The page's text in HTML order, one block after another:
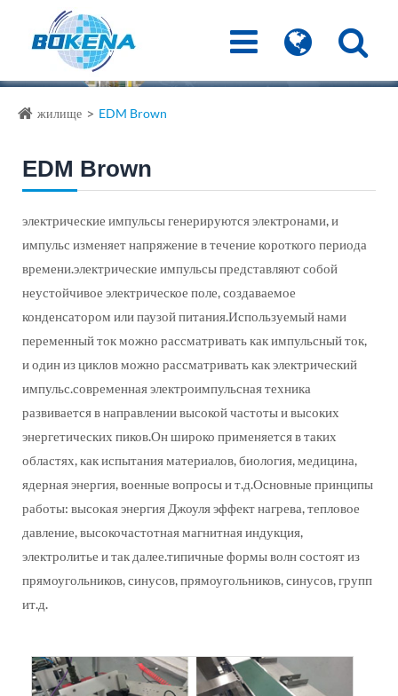
жилище EDM Brown
EDM Brown
электрические импульсы генерируются электронами, и
импульс изменяет напряжение в течение короткого периода
времени.электрические импульсы представляют собой
неустойчивое электрическое поле, создаваемое
конденсатором или паузой питания.Используемый нами
переменный ток можно рассматривать как импульсный ток,
и один из циклов можно рассматривать как электрический
импульс.современная электроимпульсная техника
развивается в направлении высокой частоты и высоких
энергетических пиков.Он широко применяется в таких
областях, как испытания материалов, биология, медицина,
ядерная энергия, военные вопросы и т.д.Основные принципы
работы: высокая энергия Джоуля эффект нагрева, тепловое
давление, высокочастотная магнитная индукция,
электролитье и так далее.типичные формы волн состоят из
прямоугольников, синусов, прямоугольников, синусов, групп
ит.д.